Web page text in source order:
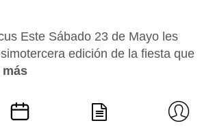
Este Sábado 23 de Mayo les
edición de la fiesta que
más